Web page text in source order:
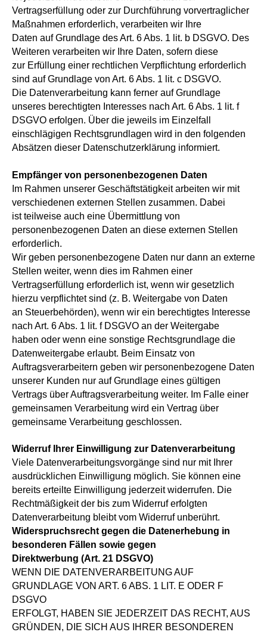
Vertragserfüllung oder zur Durchführung vorvertraglicher
Maßnahmen erforderlich, verarbeiten wir Ihre
Daten auf Grundlage des Art. 6 Abs. 1 lit. b DSGVO. Des
Weiteren verarbeiten wir Ihre Daten, sofern diese
zur Erfüllung einer rechtlichen Verpflichtung erforderlich
sind auf Grundlage von Art. 6 Abs. 1 lit. c DSGVO.
Die Datenverarbeitung kann ferner auf Grundlage
unseres berechtigten Interesses nach Art. 6 Abs. 1 lit. f
DSGVO erfolgen. Über die jeweils im Einzelfall
einschlägigen Rechtsgrundlagen wird in den folgenden
Absätzen dieser Datenschutzerklärung informiert.
Empfänger von personenbezogenen Daten
Im Rahmen unserer Geschäftstätigkeit arbeiten wir mit
verschiedenen externen Stellen zusammen. Dabei
ist teilweise auch eine Übermittlung von
personenbezogenen Daten an diese externen Stellen
erforderlich.
Wir geben personenbezogene Daten nur dann an externe
Stellen weiter, wenn dies im Rahmen einer
Vertragserfüllung erforderlich ist, wenn wir gesetzlich
hierzu verpflichtet sind (z. B. Weitergabe von Daten
an Steuerbehörden), wenn wir ein berechtigtes Interesse
nach Art. 6 Abs. 1 lit. f DSGVO an der Weitergabe
haben oder wenn eine sonstige Rechtsgrundlage die
Datenweitergabe erlaubt. Beim Einsatz von
Auftragsverarbeitern geben wir personenbezogene Daten
unserer Kunden nur auf Grundlage eines gültigen
Vertrags über Auftragsverarbeitung weiter. Im Falle einer
gemeinsamen Verarbeitung wird ein Vertrag über
gemeinsame Verarbeitung geschlossen.
Widerruf Ihrer Einwilligung zur Datenverarbeitung
Viele Datenverarbeitungsvorgänge sind nur mit Ihrer
ausdrücklichen Einwilligung möglich. Sie können eine
bereits erteilte Einwilligung jederzeit widerrufen. Die
Rechtmäßigkeit der bis zum Widerruf erfolgten
Datenverarbeitung bleibt vom Widerruf unberührt.
Widerspruchsrecht gegen die Datenerhebung in
besonderen Fällen sowie gegen
Direktwerbung (Art. 21 DSGVO)
WENN DIE DATENVERARBEITUNG AUF
GRUNDLAGE VON ART. 6 ABS. 1 LIT. E ODER F
DSGVO
ERFOLGT, HABEN SIE JEDERZEIT DAS RECHT, AUS
GRÜNDEN, DIE SICH AUS IHRER BESONDEREN